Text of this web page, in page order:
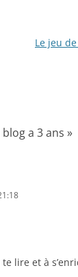
Le jeu
a 3 ans »
lire et à